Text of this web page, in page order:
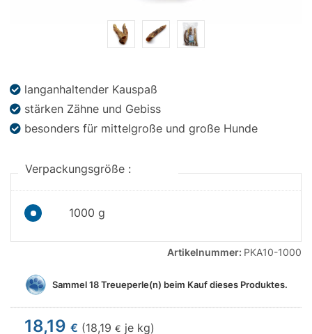
langanhaltender Kauspaß
stärken Zähne und Gebiss
besonders für mittelgroße und große Hunde
Verpackungsgröße :
1000 g
Artikelnummer: PKA10-1000
Sammel 18 Treueperle(n) beim Kauf dieses Produktes.
18,19 € (18,19 € je kg)